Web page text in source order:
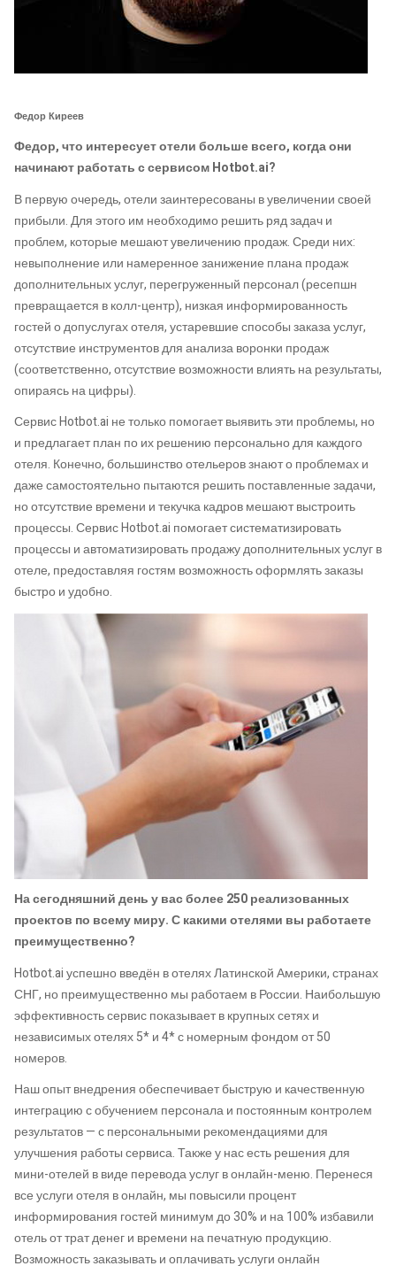
Федор Киреев
Федор, что интересует отели больше всего, когда они
начинают работать с сервисомHotbot.ai?
В первую очередь, отели заинтересованы в увеличении своей
прибыли. Для этого им необходимо решить ряд задач и
проблем, которые мешают увеличению продаж. Среди них:
невыполнение или намеренное занижение плана продаж
дополнительных услуг, перегруженный персонал (ресепшн
превращается в колл-центр), низкая информированность
гостей о допуслугах отеля, устаревшие способы заказа услуг,
отсутствие инструментов для анализа воронки продаж
(соответственно, отсутствие возможности влиять на результаты,
опираясь на цифры).
Сервис Hotbot.ai не только помогает выявить эти проблемы, но
и предлагает план по их решению персонально для каждого
отеля. Конечно, большинство отельеров знают о проблемах и
даже самостоятельно пытаются решить поставленные задачи,
но отсутствие времени и текучка кадров мешают выстроить
процессы. Сервис Hotbot.ai помогает систематизировать
процессы и автоматизировать продажу дополнительных услуг в
отеле, предоставляя гостям возможность оформлять заказы
быстро и удобно.
На сегодняшний день у вас более 250 реализованных
проектов по всему миру. С какими отелями вы работаете
преимущественно?
Hotbot.ai успешно введён в отелях Латинской Америки, странах
СНГ, но преимущественно мы работаем в России. Наибольшую
эффективность сервис показывает в крупных сетях и
независимых отелях 5* и 4* с номерным фондом от 50
номеров.
Наш опыт внедрения обеспечивает быструю и качественную
интеграцию с обучением персонала и постоянным контролем
результатов — с персональными рекомендациями для
улучшения работы сервиса. Также у нас есть решения для
мини-отелей в виде перевода услуг в онлайн-меню. Перенеся
все услуги отеля в онлайн, мы повысили процент
информирования гостей минимум до 30% и на 100% избавили
отель от трат денег и времени на печатную продукцию.
Возможность заказывать и оплачивать услуги онлайн